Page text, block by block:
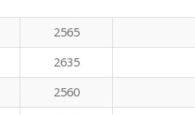
2565
2635
2560